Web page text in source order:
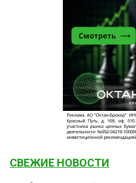
СВЕЖИЕ НОВОСТИ